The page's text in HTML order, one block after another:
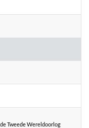
Tweede Wereldoorlog